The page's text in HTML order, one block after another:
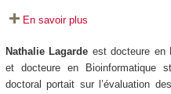
En savoir plus
Nathalie Lagarde est docteure en
et docteure en Bioinformatique
doctoral portait sur l’évaluation